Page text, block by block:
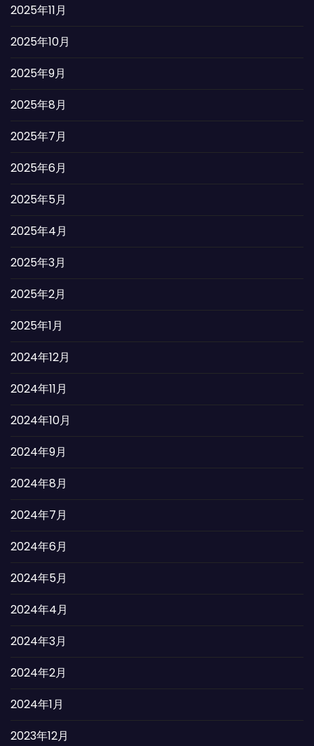
2025年11月
2025年10月
2025年9月
2025年8月
2025年7月
2025年6月
2025年5月
2025年4月
2025年3月
2025年2月
2025年1月
2024年12月
2024年11月
2024年10月
2024年9月
2024年8月
2024年7月
2024年6月
2024年5月
2024年4月
2024年3月
2024年2月
2024年1月
2023年12月